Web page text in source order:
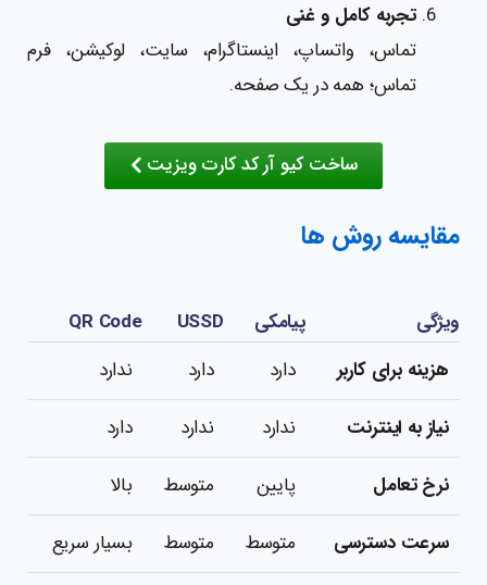
تجربه کامل و غنی
تماس، واتساپ، اینستاگرام، سایت، لوکیشن، فرم
تماس؛ همه در یک صفحه.
ساخت کیو آر کد کارت ویزیت
مقایسه روش ها
ویژگی پیامکی USSD
QR Code
هزینه برای کاربر
دارد دارد
ندارد
نیاز به اینترنت
ندارد ندارد
دارد
نرخ تعامل
پایین متوسط
بالا
سرعت دسترسی
متوسط متوسط
بسیار سریع